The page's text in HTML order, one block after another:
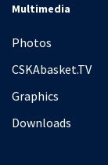
Multimedia
Photos
CSKAbasket.TV
Graphics
Downloads